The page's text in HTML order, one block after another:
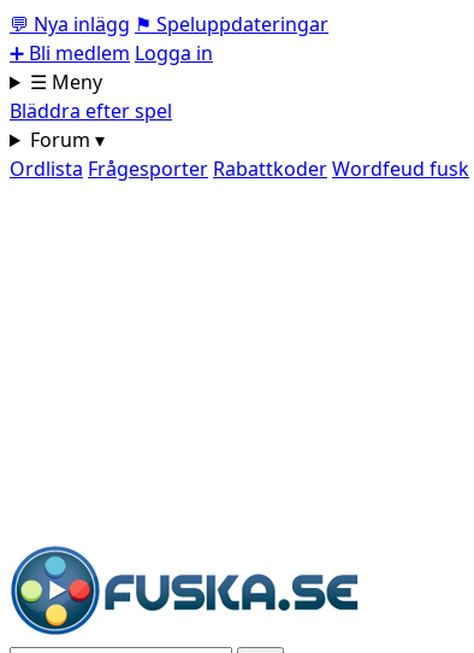
💬 Nya inlägg ⚑ Speluppdateringar
➕ Bli medlem Logga in
☰ Meny
Bläddra efter spel
Forum ▾
Ordlista Frågesporter RabattkoderWordfeud fusk